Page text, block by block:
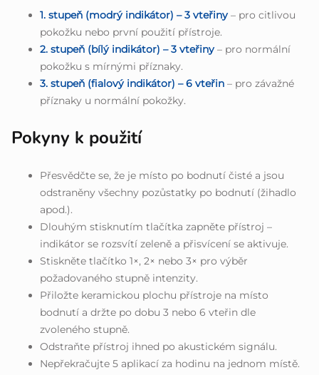
1. stupeň (modrý indikátor) – 3 vteřiny– pro citlivou
pokožku nebo první použití přístroje.
2. stupeň (bílý indikátor) – 3 vteřiny– pro normální
pokožku s mírnými příznaky.
3. stupeň (fialový indikátor) – 6 vteřin – pro závažné
příznaky u normální pokožky.
Pokyny k použití
Přesvědčte se, že je místo po bodnutí čisté a jsou
odstraněny všechny pozůstatky po bodnutí (žihadlo
apod.).
Dlouhým stisknutím tlačítka zapněte přístroj –
indikátor se rozsvítí zeleně a přisvícení se aktivuje.
Stiskněte tlačítko 1×, 2× nebo 3× pro výběr
požadovaného stupně intenzity.
Přiložte keramickou plochu přístroje na místo
bodnutí a držte po dobu 3 nebo 6 vteřin dle
zvoleného stupně.
Odstraňte přístroj ihned po akustickém signálu.
Nepřekračujte 5 aplikací za hodinu na jednom místě.